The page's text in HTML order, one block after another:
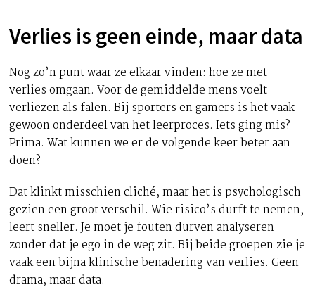
Verlies is geen einde, maar data
Nog zo’n punt waar ze elkaar vinden: hoe ze met
verlies omgaan. Voor de gemiddelde mens voelt
verliezen als falen. Bij sporters en gamers is het vaak
gewoon onderdeel van het leerproces. Iets ging mis?
Prima. Wat kunnen we er de volgende keer beter aan
doen?
Dat klinkt misschien cliché, maar het is psychologisch
gezien een groot verschil. Wie risico’s durft te nemen,
leert sneller.Je moet je fouten durven analyseren
zonder dat je ego in de weg zit. Bij beide groepen zie je
vaak een bijna klinische benadering van verlies. Geen
drama, maar data.